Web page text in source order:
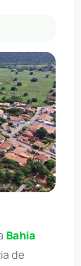
Bahia
de